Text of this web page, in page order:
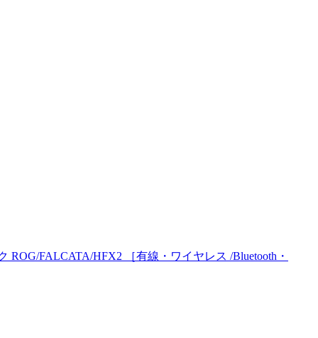
FALCATA/HFX2 ［有線・ワイヤレス /Bluetooth・